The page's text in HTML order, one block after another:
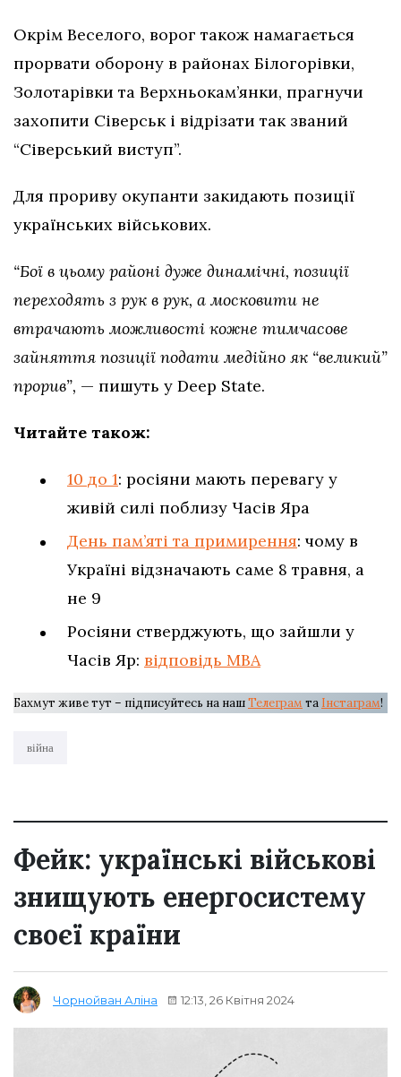
Окрім Веселого, ворог також намагається
прорвати оборону в районах Білогорівки,
Золотарівки та Верхньокам’янки, прагнучи
захопити Сіверськ і відрізати так званий
“Сіверський виступ”.
Для прориву окупанти закидають позиції
українських військових.
“Бої в цьому районі дуже динамічні, позиції
переходять з рук в рук, а московити не
втрачають можливості кожне тимчасове
зайняття позиції подати медійно як “великий”
прорив”, — пишуть у Deep State.
Читайте також:
10 до 1: росіяни мають перевагу у
живій силі поблизу Часів Яра
День пам’яті та примирення: чому в
Україні відзначають саме 8 травня, а
не 9
Росіяни стверджують, що зайшли у
Часів Яр: відповідь МВА
Бахмут живе тут – підписуйтесь на нашТелеграм та Інстаграм!
війна
Фейк: українські військові
знищують енергосистему
своєї країни
Чорнойван Аліна 12:13, 26 Квітня 2024